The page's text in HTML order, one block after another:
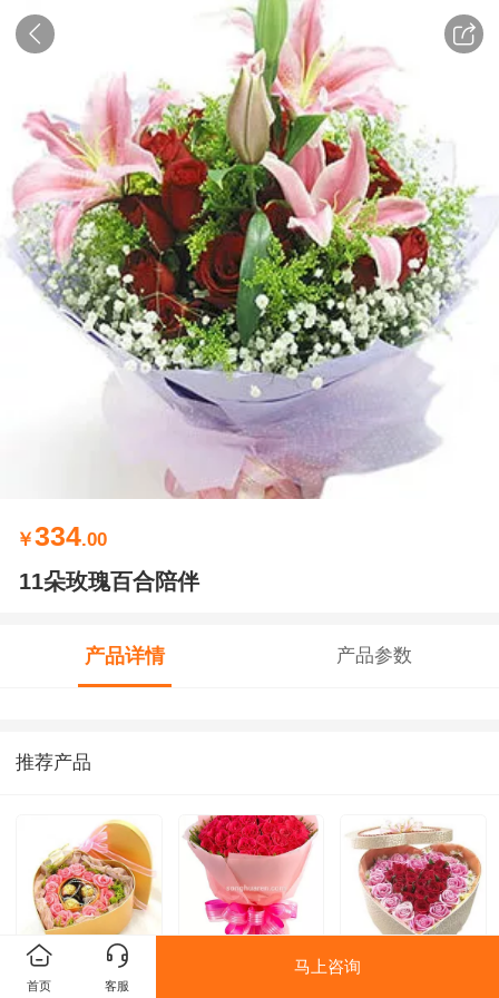
￥334.00
11朵玫瑰百合陪伴
产品详情 产品参数
推荐产品
17朵粉玫瑰知心
首页 客服
马上咨询